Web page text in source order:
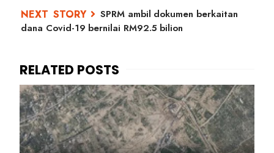
SPRM ambil dokumen berkaitan
dana Covid-19 bernilai RM92.5 bilion